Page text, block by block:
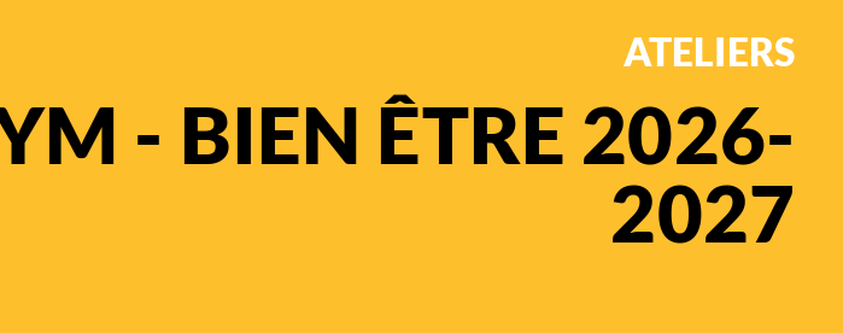
ATELIERS
- BIEN ÊTRE 2026-
2027